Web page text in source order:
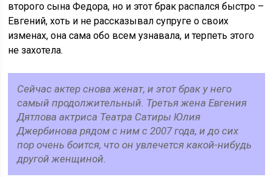
второго сына Федора, но и этот брак распался быстро –
Евгений, хоть и не рассказывал супруге о своих
изменах, она сама обо всем узнавала, и терпеть этого
не захотела.
Сейчас актер снова женат, и этот брак у него
самый продолжительный. Третья жена Евгения
Дятлова актриса Театра Сатиры Юлия
Джербинова рядом с ним с 2007 года, и до сих
пор очень боится, что он увлечется какой-нибудь
другой женщиной.